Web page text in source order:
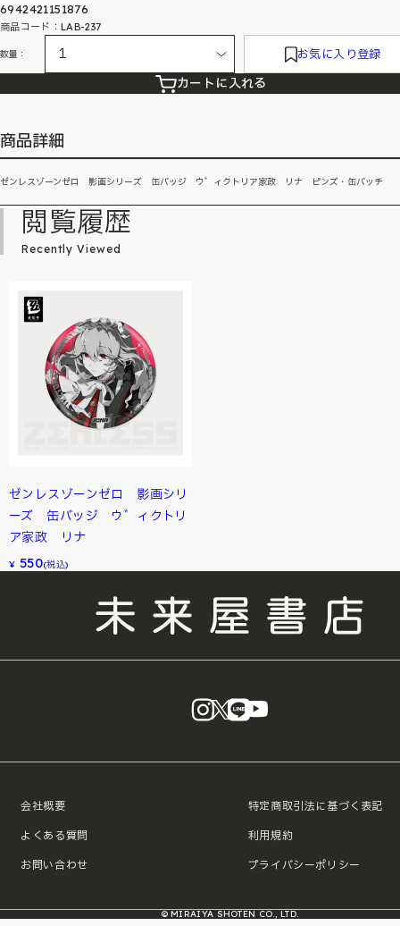
6942421151876
商品コード：LAB-237
数量： お気に入り登録
カートに入れる
商品詳細
ゼンレスゾーンゼロ 影画シリーズ 缶バッジ ウ゛ィクトリア家政 リナ ピンズ・缶バッチ
閲覧履歴
Recently Viewed
ゼンレスゾーンゼロ 影画シリ
ーズ 缶バッジ ウ゛ィクトリ
ア家政 リナ
¥ 550(税込)
instagram
X LINE
会社概要
よくある質問
お問い合わせ
特定商取引法に基づく表記
利用規約
プライバシーポリシー
© MIRAIYA SHOTEN CO., LTD.